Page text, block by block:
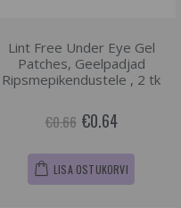
Lint Free Under Eye Gel
Patches, Geelpadjad
Ripsmepikendustele , 2 tk
€0.66 €0.64
LISA OSTUKORVI